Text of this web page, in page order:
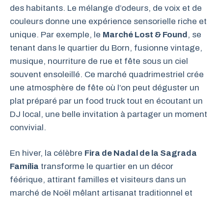
des habitants. Le mélange d’odeurs, de voix et de
couleurs donne une expérience sensorielle riche et
unique. Par exemple, le Marché Lost & Found, se
tenant dans le quartier du Born, fusionne vintage,
musique, nourriture de rue et fête sous un ciel
souvent ensoleillé. Ce marché quadrimestriel crée
une atmosphère de fête où l’on peut déguster un
plat préparé par un food truck tout en écoutant un
DJ local, une belle invitation à partager un moment
convivial.
En hiver, la célèbre Fira de Nadal de la Sagrada
Família transforme le quartier en un décor
féérique, attirant familles et visiteurs dans un
marché de Noël mêlant artisanat traditionnel et